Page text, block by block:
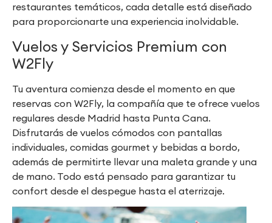
restaurantes temáticos, cada detalle está diseñado
para proporcionarte una experiencia inolvidable.
Vuelos y Servicios Premium con
W2Fly
Tu aventura comienza desde el momento en que
reservas con W2Fly, la compañía que te ofrece vuelos
regulares desde Madrid hasta Punta Cana.
Disfrutarás de vuelos cómodos con pantallas
individuales, comidas gourmet y bebidas a bordo,
además de permitirte llevar una maleta grande y una
de mano. Todo está pensado para garantizar tu
confort desde el despegue hasta el aterrizaje.